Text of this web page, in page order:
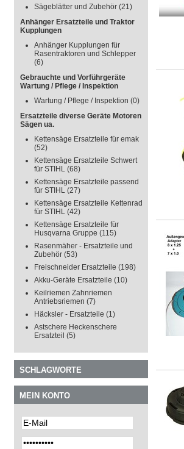
Sägeblätter und Zubehör (21)
Anhänger Ersatzteile und Traktor
Kupplungen
Anhänger Kupplungen für
Rasentraktoren und Schlepper
(6)
Gebrauchte und Vorführgeräte
Wartung / Pflege / Inspektion
Wartung / Pflege / Inspektion (0)
Ersatzteile diverse Geräte Motoren
Sägen ua.
Kettensäge Ersatzteile für emak
(52)
Kettensäge Ersatzteile Schwert
für STIHL (68)
Kettensäge Ersatzteile passend
für STIHL (27)
Kettensäge Ersatzteile Kettenrad
für STIHL (42)
Kettensäge Ersatzteile für
Husqvarna Gruppe (115)
Rasenmäher - Ersatzteile und
Zubehör (53)
Freischneider Ersatzteile (198)
Akku-Geräte Ersatzteile (10)
Keilriemen Zahnriemen
Antriebsriemen (7)
Häcksler - Ersatzteile (1)
Astschere Heckenschere
Ersatzteil (5)
SCHLAGWORTE
MEIN KONTO